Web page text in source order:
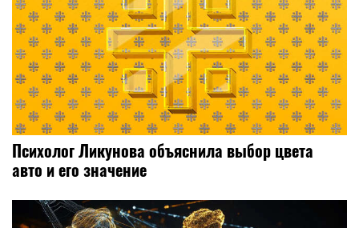
Психолог Ликунова объяснила выбор цвета
авто и его значение